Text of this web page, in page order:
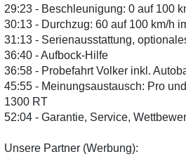
29:23 - Beschleunigung: 0 auf 100
30:13 - Durchzug: 60 auf 100 km/h
31:13 - Serienausstattung,
36:40 - Aufbock-Hilfe
36:58 - Probefahrt Volker inkl.
45:55 - Meinungsaustausch: Pro
1300 RT
52:04 - Garantie, Service,
Unsere Partner (Werbung):